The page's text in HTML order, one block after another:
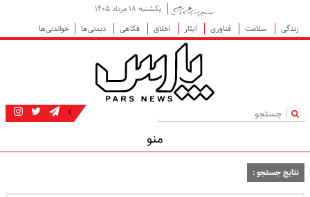
یکشنبه ۱۸ مرداد ۱۴۰۵
زندگی
سلامت فناوری ایثار اخلاق فکاهی دیدنی‌ها خواندنی‌ها
|
منو
نتایج جستجو :